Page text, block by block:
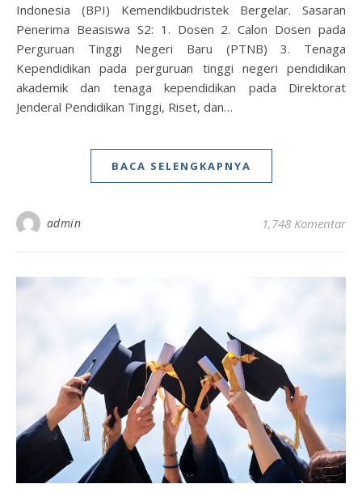
Indonesia (BPI) Kemendikbudristek Bergelar. Sasaran
Penerima Beasiswa S2: 1. Dosen 2. Calon Dosen pada
Perguruan Tinggi Negeri Baru (PTNB) 3. Tenaga
Kependidikan pada perguruan tinggi negeri pendidikan
akademik dan tenaga kependidikan pada Direktorat
Jenderal Pendidikan Tinggi, Riset, dan…
BACA SELENGKAPNYA
admin 1,748 Komentar